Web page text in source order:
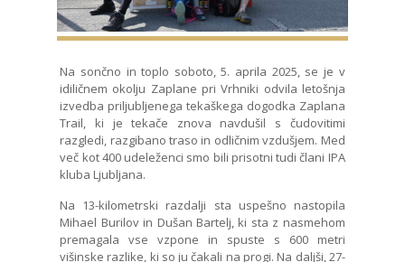
Na sončno in toplo soboto, 5. aprila 2025, se je v
idiličnem okolju Zaplane pri Vrhniki odvila letošnja
izvedba priljubljenega tekaškega dogodka Zaplana
Trail, ki je tekače znova navdušil s čudovitimi
razgledi, razgibano traso in odličnim vzdušjem. Med
več kot 400 udeleženci smo bili prisotni tudi člani IPA
kluba Ljubljana.
Na 13-kilometrski razdalji sta uspešno nastopila
Mihael Burilov in Dušan Bartelj, ki sta z nasmehom
premagala vse vzpone in spuste s 600 metri
višinske razlike, ki so ju čakali na progi. Na daljši, 27-